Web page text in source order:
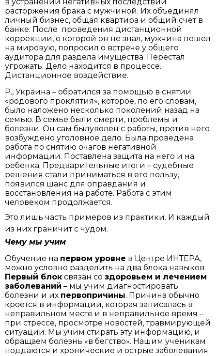
в устранении негативных последствий
расторжения брака с мужчиной. Их объединял
личный бизнес, общая квартира и общий счет в
банке. После проведения дистанционной
коррекции, о которой он не знал, мужчина пошел
на мировую, попросил о встрече у общего
аудитора для раздела имущества. Перестал
угрожать. Дело находится в процессе.
Дистанционное воздействие.
Р., Украина – обратился за помощью в снятии
«родового проклятия», которое, по его словам,
было наложено несколько поколений назад на
семью. В семье были смерти, проблемы и
болезни. Он сам былуволен с работы, против него
возбуждено уголовное дело. Была проведена
работа по снятию очагов негативной
информации. Поставлена защита на него и на
ребенка. Предварительные итоги – судебные
решения стали приниматься в его пользу,
появился шанс для оправдания и
восстановления на работе. Работа с этим
человеком продолжается.
Это лишь часть примеров из практики. И каждый
из них граничит с чудом.
Чему мы учим
Обучение на первом уровне в Центре ИНТЕРА,
можно условно разделить на два блока навыков.
Первый блок связан со здоровьем и лечением
заболеваний – мы учим диагностировать
болезни и их первопричины. Причина обычно
кроется в информации, которая записалась в
неправильном месте и в неправильное время –
при стрессе, просмотре новостей, травмирующей
ситуации. Мы учим стирать эту информацию, и
обращаем болезнь «в бегство». Нашим ученикам
поддаются и хронические и острые заболевания.